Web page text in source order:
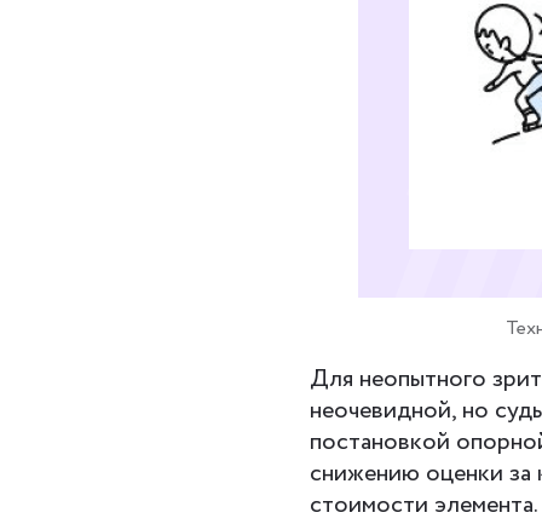
Для неопытного
неочевидной, но
постановкой
снижению оценки за
стоимости элемента.